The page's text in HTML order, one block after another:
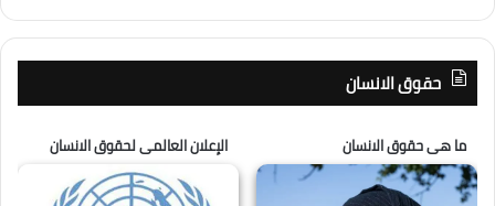
حقوق الانسان
ما هى حقوق الانسان الإعلان العالمى لحقوق الانسان